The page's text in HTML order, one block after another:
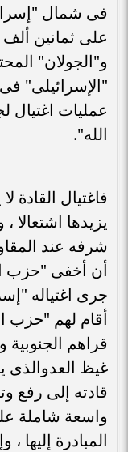
فى شمال
على ثمانين
و"الجولان"
"الإسرائيلى"
عمليات
الله".
فاغتيال القادة
يزيدها
شرفه عند
أن أخفى "حزب
جرى اغتياله
أقام لهم "حزب
قراهم
غيظ العدوالذى
قادته إلى رفع
واسعة شاملة
المبادرة إليها